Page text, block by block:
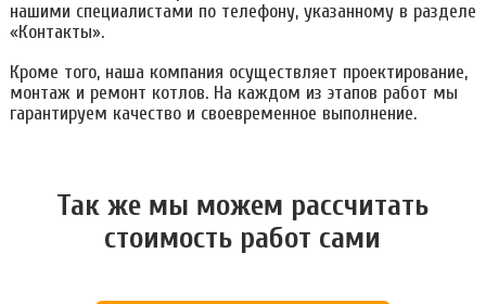
нашими специалистами по телефону, указанному в разделе
«Контакты».
Кроме того, наша компания осуществляет проектирование,
монтаж и ремонт котлов. На каждом из этапов работ мы
гарантируем качество и своевременное выполнение.
Так же мы можем расcчитать
стоимость работ сами